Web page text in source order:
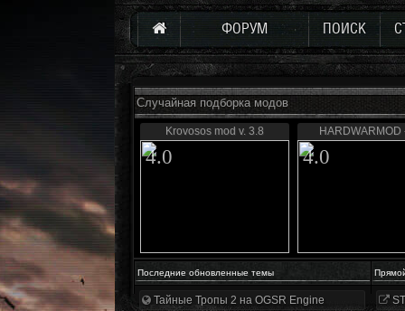
ФОРУМ ПОИСК
Случайная подборка модов
Krovosos mod v. 3.8
4.0
HARDWARMOD
4.0
Последние обновленные темы
Тайные Тропы 2 на OGSR Engine